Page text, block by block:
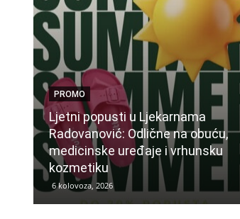
PROMO
Ljetni popusti u Ljekarnama
Radovanović: Odlične na obuću,
medicinske uređaje i vrhunsku
kozmetiku
6 kolovoza, 2026